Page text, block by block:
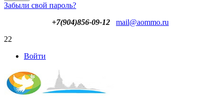
Забыли свой пароль?
+7(904)856-09-12
mail@aommo.ru
22
Войти